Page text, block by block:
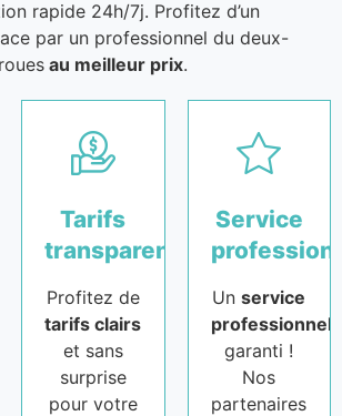
rapide 24h/7j. Profitez d’un
par un professionnel du deux-
roues au meilleur prix.
Tarifs
transparents
Profitez de
tarifs clairs
et sans
surprise
pour votre
Service
Unservice
professionnel
garanti !
Nos
partenaires